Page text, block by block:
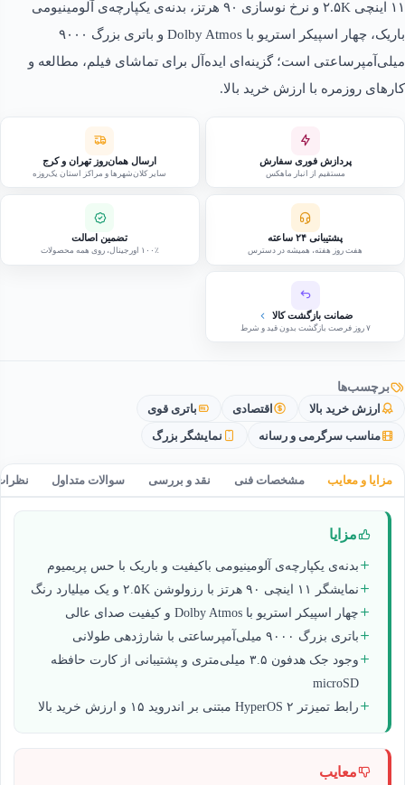
۱۱ اینچی ۲.۵K و نرخ نوسازی ۹۰ هرتز، بدنه‌ی یکپارچه‌ی آلومینیومی
باریک، چهار اسپیکر استریو با Dolby Atmos و باتری بزرگ ۹۰۰۰
میلی‌آمپرساعتی است؛ گزینه‌ای ایده‌آل برای تماشای فیلم، مطالعه و
کارهای روزمره با ارزش خرید بالا.
پردازش فوری سفارش
مستقیم از انبار ماهکس
ارسال همان‌روز تهران و کرج
سایر کلان‌شهرها و مراکز استان یک‌روزه
پشتیبانی ۲۴ ساعته
هفت روز هفته، همیشه در دسترس
تضمین اصالت
۱۰۰٪ اورجینال، روی همه محصولات
ضمانت بازگشت کالا
۷ روز فرصت بازگشت بدون قید و شرط
برچسب‌ها
ارزش خرید بالا
اقتصادی
باتری قوی
مناسب سرگرمی و رسانه
نمایشگر بزرگ
مزایا و معایب مشخصات فنی نقد و بررسی سوالات متداول
مزایا
بدنه‌ی یکپارچه‌ی آلومینیومی باکیفیت و باریک با حس پریمیوم
نمایشگر ۱۱ اینچی ۹۰ هرتز با رزولوشن ۲.۵K و یک میلیارد رنگ
چهار اسپیکر استریو با Dolby Atmos و کیفیت صدای عالی
باتری بزرگ ۹۰۰۰ میلی‌آمپرساعتی با شارژدهی طولانی
وجود جک هدفون ۳.۵ میلی‌متری و پشتیبانی از کارت حافظه
microSD
رابط تمیزتر HyperOS ۲ مبتنی بر اندروید ۱۵ و ارزش خرید بالا
معایب